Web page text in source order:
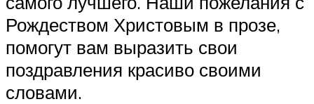
Рождеством Христовым в прозе,
помогут вам выразить свои
поздравления красиво своими
словами.